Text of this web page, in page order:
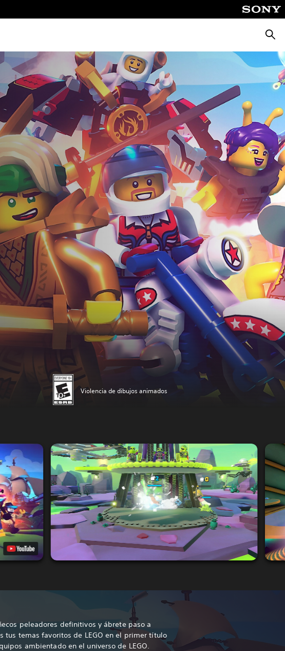
Violencia de dibujos animados
peleadores definitivos y ábrete paso a
tus temas favoritos de LEGO en el primer título
ambientado en el universo de LEGO.